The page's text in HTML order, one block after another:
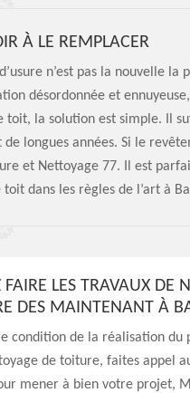
À LE REMPLACER
n’est pas la nouvelle la
désordonnée et
toit, la solution est simple. Il
longues années. Si le
et Nettoyage 77. Il est
dans les règles de l’art à
LES TRAVAUX DE
DES MAINTENANT À
condition de la réalisation du
de toiture, faites appel
mener à bien votre projet,